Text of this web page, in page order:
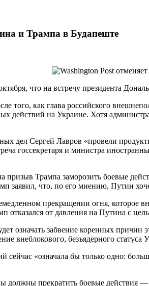
и Трампа в Будапеште
что на встречу президента
того, как глава российского
действий на Украине. Хотя
дел Сергей Лавров «провели
госсекретаря и министра
призыв Трампа заморозить боевые
заявил, что, по его мнению, Путин
прекращении огня, которое
отказался от давления на Путина с
означать забвение коренных
внеблокового, безъядерного
сейчас «означала бы только одно:
должны прекратить боевые действия